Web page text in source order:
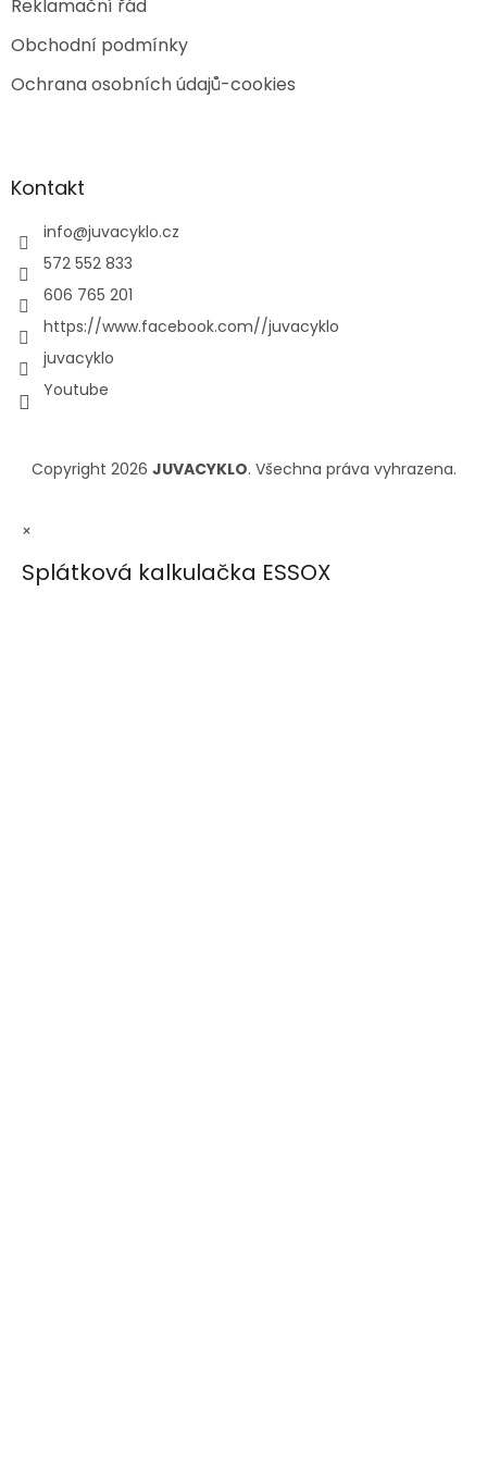
Reklamační řád
Obchodní podmínky
Ochrana osobních údajů-cookies
Kontakt
info@juvacyklo.cz
572 552 833
606 765 201
https://www.facebook.com//juvacyklo
juvacyklo
Youtube
Copyright 2026 JUVACYKLO. Všechna práva vyhrazena.
×
Splátková kalkulačka ESSOX